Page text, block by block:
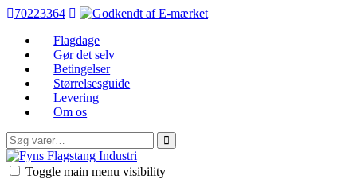
70223364
Flagdage
Gør det selv
Betingelser
Størrelsesguide
Levering
Om os
Søg
efter:
FFI
Toggle main menu visibility